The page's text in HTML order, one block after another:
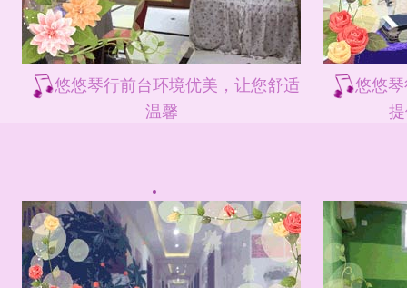
悠悠琴行前台环境优美，让您舒适
温馨
悠悠